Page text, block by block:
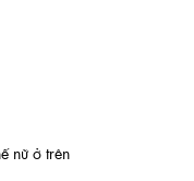
nữ ở trên